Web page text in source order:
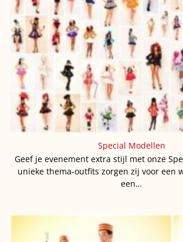
Special Modellen
Geef je evenement extra stijl met onze
unieke thema-outfits zorgen zij voor een
een…